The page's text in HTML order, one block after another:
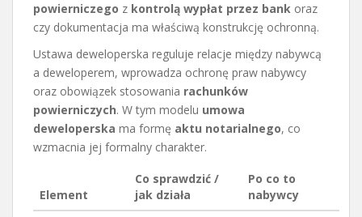
powierniczego z kontrolą wypłat przez bank oraz
czy dokumentacja ma właściwą konstrukcję ochronną.
Ustawa deweloperska reguluje relacje między nabywcą
a deweloperem, wprowadza ochronę praw nabywcy
oraz obowiązek stosowania rachunków
powierniczych. W tym modelu umowa
deweloperska ma formę aktu notarialnego, co
wzmacnia jej formalny charakter.
Element
Co sprawdzić /
jak działa
Po co to
nabywcy